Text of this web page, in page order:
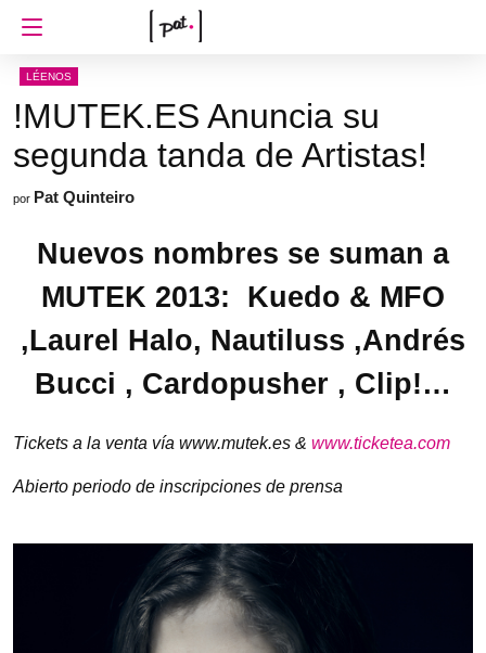
LÉENOS
!MUTEK.ES Anuncia su
segunda tanda de Artistas!
por Pat Quinteiro
Nuevos nombres se suman a
MUTEK 2013: Kuedo & MFO
,Laurel Halo, Nautiluss ,Andrés
Bucci , Cardopusher , Clip!…
Tickets a la venta vía www.mutek.es & www.ticketea.com
Abierto periodo de inscripciones de prensa